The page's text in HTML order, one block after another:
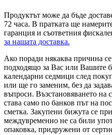
Продуктът може да бъде
72 часа. В пратката ще
гаранция и съответния
за нашата доставка.
Ако поради някаква причина
подходящо за Вас или Вашите
календарни седмици след
или ще го заменим, без да
въпроси. Възстановяването на
става само по банков път на
сметка. Закупени бижута се
междувременно не са били
опаковка, придружени от